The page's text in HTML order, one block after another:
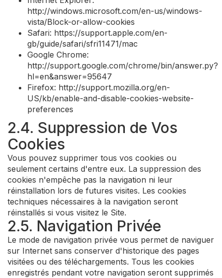
http://windows.microsoft.com/en-us/windows-
vista/Block-or-allow-cookies
Safari: https://support.apple.com/en-
gb/guide/safari/sfri11471/mac
Google Chrome:
http://support.google.com/chrome/bin/answer.py?
hl=en&answer=95647
Firefox: http://support.mozilla.org/en-
US/kb/enable-and-disable-cookies-website-
preferences
2.4. Suppression de Vos
Cookies
Vous pouvez supprimer tous vos cookies ou
seulement certains d'entre eux. La suppression des
cookies n'empêche pas la navigation ni leur
réinstallation lors de futures visites. Les cookies
techniques nécessaires à la navigation seront
réinstallés si vous visitez le Site.
2.5. Navigation Privée
Le mode de navigation privée vous permet de naviguer
sur Internet sans conserver d'historique des pages
visitées ou des téléchargements. Tous les cookies
enregistrés pendant votre navigation seront supprimés